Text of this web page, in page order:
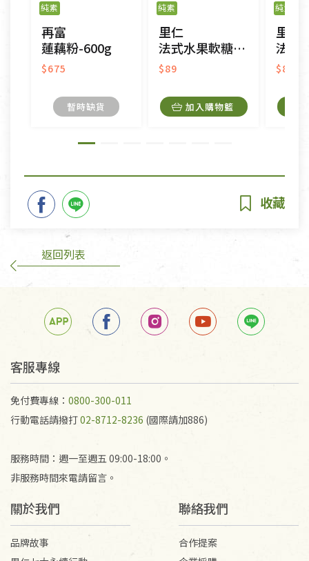
純素
再富
蓮藕粉-600g
$675
暫時缺貨
純素
里仁
法式水果軟糖-百香果
$89
加入購物籃
純素
里仁
法式水果
$89
返回列表
客服專線
免付費專線： 0800-300-011
行動電話請撥打02-8712-8236 (國際請加886)
服務時間：週一至週五 09:00-18:00。
非服務時間來電請留言。
關於我們
品牌故事
聯絡我們
合作提案